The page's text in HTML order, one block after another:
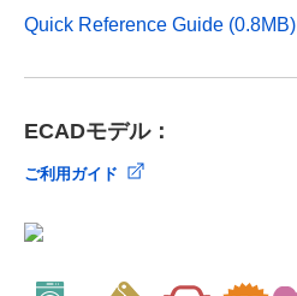
Quick Reference Guide (0.8MB)
ECADモデル：
ご利用ガイド